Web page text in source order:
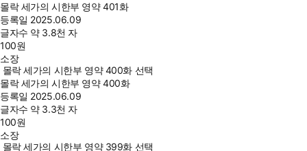
몰락 세가의 시한부 영약 401화
등록일 2025.06.09
글자수 약 3.8천 자
100원
소장
몰락 세가의 시한부 영약 400화 선택
몰락 세가의 시한부 영약 400화
등록일 2025.06.09
글자수 약 3.3천 자
100원
소장
몰락 세가의 시한부 영약 399화 선택